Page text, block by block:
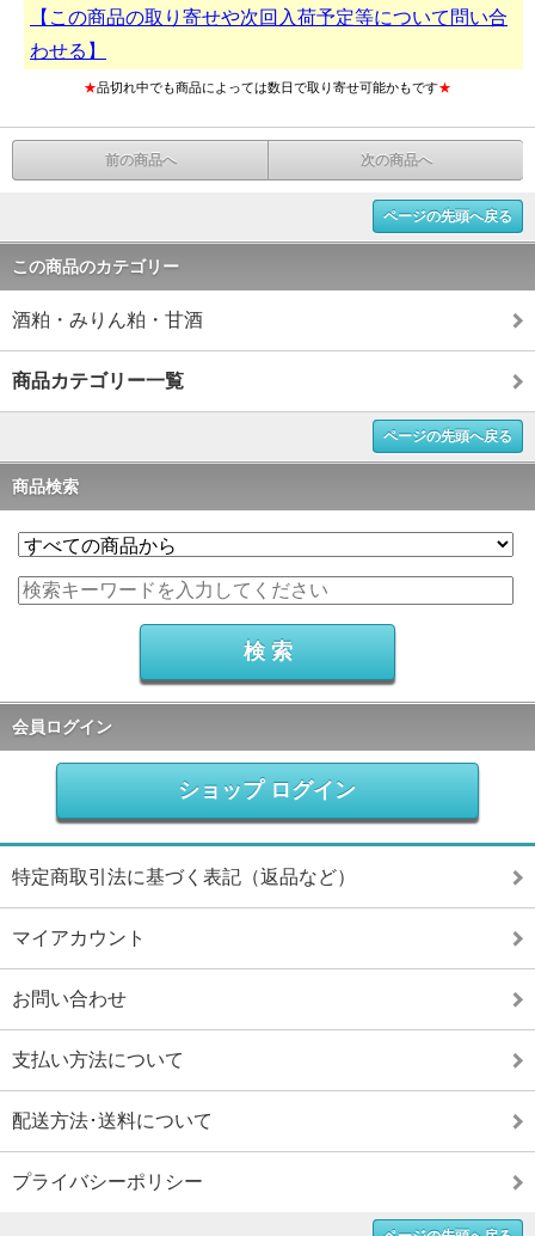
【この商品の取り寄せや次回入荷予定等について問い合
わせる】
★品切れ中でも商品によっては数日で取り寄せ可能かもです★
前の商品へ 次の商品へ
ページの先頭へ戻る
この商品のカテゴリー
酒粕・みりん粕・甘酒
商品カテゴリー一覧
ページの先頭へ戻る
商品検索
会員ログイン
ショップ ログイン
特定商取引法に基づく表記（返品など）
マイアカウント
お問い合わせ
支払い方法について
配送方法･送料について
プライバシーポリシー